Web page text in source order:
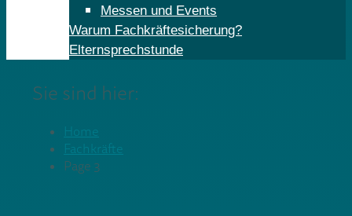
Messen und Events
Warum Fachkräftesicherung?
Elternsprechstunde
Sie sind hier:
Home
Fachkräfte
Page 3